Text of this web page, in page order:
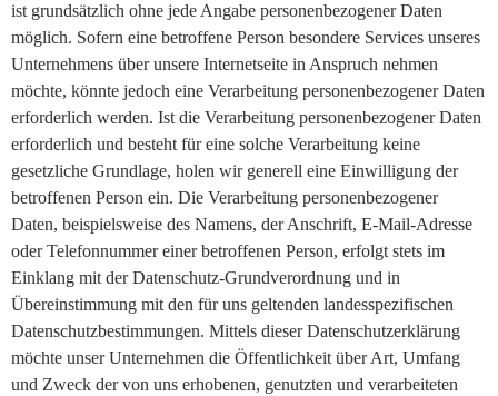
ist grundsätzlich ohne jede Angabe personenbezogener Daten
möglich. Sofern eine betroffene Person besondere Services unseres
Unternehmens über unsere Internetseite in Anspruch nehmen
möchte, könnte jedoch eine Verarbeitung personenbezogener Daten
erforderlich werden. Ist die Verarbeitung personenbezogener Daten
erforderlich und besteht für eine solche Verarbeitung keine
gesetzliche Grundlage, holen wir generell eine Einwilligung der
betroffenen Person ein. Die Verarbeitung personenbezogener
Daten, beispielsweise des Namens, der Anschrift, E-Mail-Adresse
oder Telefonnummer einer betroffenen Person, erfolgt stets im
Einklang mit der Datenschutz-Grundverordnung und in
Übereinstimmung mit den für uns geltenden landesspezifischen
Datenschutzbestimmungen. Mittels dieser Datenschutzerklärung
möchte unser Unternehmen die Öffentlichkeit über Art, Umfang
und Zweck der von uns erhobenen, genutzten und verarbeiteten